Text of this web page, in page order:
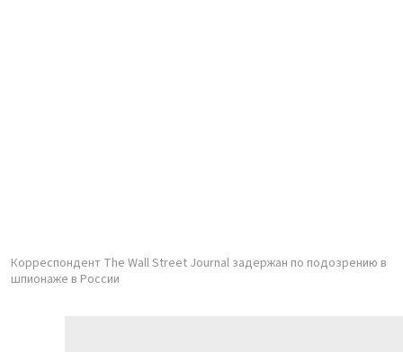
Корреспондент The Wall Street Journal задержан по подозрению в
шпионаже в России